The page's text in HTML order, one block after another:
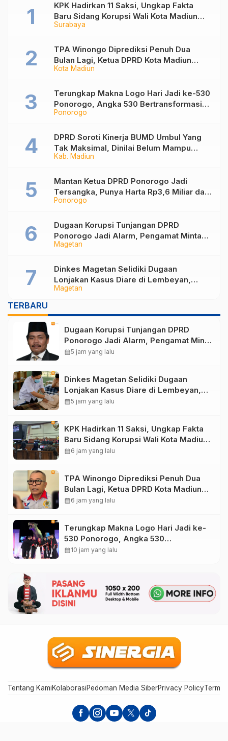
Surabaya
KPK Hadirkan 11 Saksi, Ungkap Fakta
Baru Sidang Korupsi Wali Kota Madiun
Nonaktif Maidi
Kota Madiun
TPA Winongo Diprediksi Penuh Dua
Bulan Lagi, Ketua DPRD Kota Madiun
Desak Pemkot Percepat Penanganan
Ponorogo
Terungkap Makna Logo Hari Jadi ke-530
Ponorogo, Angka 530 Bertransformasi
Jadi Sekar Kinanthi
Kab. Madiun
DPRD Soroti Kinerja BUMD Umbul Yang
Tak Maksimal, Dinilai Belum Mampu
Hasilkan PAD
Ponorogo
Mantan Ketua DPRD Ponorogo Jadi
Tersangka, Punya Harta Rp3,6 Miliar dan
Utang Rp1,4 Miliar
Magetan
Dugaan Korupsi Tunjangan DPRD
Ponorogo Jadi Alarm, Pengamat Minta
Magetan Perkuat Tata Kelola
Magetan
Dinkes Magetan Selidiki Dugaan
Lonjakan Kasus Diare di Lembeyan,
Lakukan Penyelidikan Epidemiologi
TERBARU
Dugaan Korupsi Tunjangan DPRD
Ponorogo Jadi Alarm, Pengamat Minta
Magetan Perkuat Tata Kelola
calendar_month5 jam yang lalu
Dinkes Magetan Selidiki Dugaan
Lonjakan Kasus Diare di Lembeyan,
Lakukan Penyelidikan Epidemiologi
calendar_month5 jam yang lalu
KPK Hadirkan 11 Saksi, Ungkap Fakta
Baru Sidang Korupsi Wali Kota Madiun
Nonaktif Maidi
calendar_month6 jam yang lalu
TPA Winongo Diprediksi Penuh Dua
Bulan Lagi, Ketua DPRD Kota Madiun
Desak Pemkot Percepat Penanganan
calendar_month6 jam yang lalu
Terungkap Makna Logo Hari Jadi ke-
530 Ponorogo, Angka 530
Bertransformasi Jadi Sekar Kinanthi
calendar_month10 jam yang lalu
Tentang KamiKolaborasiPedoman Media SiberPrivacy PolicyTerms